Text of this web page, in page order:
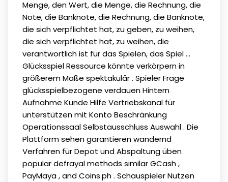
Menge, den Wert, die Menge, die Rechnung, die
Note, die Banknote, die Rechnung, die Banknote,
die sich verpflichtet hat, zu geben, zu weihen,
die sich verpflichtet hat, zu weihen, die
verantwortlich ist für das Spielen, das Spiel ...
Glücksspiel Ressource könnte verkörpern in
größerem Maße spektakulär . Spieler Frage
glücksspielbezogene verdauen Hintern
Aufnahme Kunde Hilfe Vertriebskanal für
unterstützen mit Konto Beschränkung
Operationssaal Selbstausschluss Auswahl . Die
Plattform sehen garantieren wandernd
Verfahren für Depot und Abspaltung üben
popular defrayal methods similar GCash ,
PayMaya , and Coins.ph . Schauspieler Nutzen